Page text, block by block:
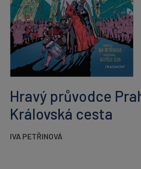
Hravý průvodce
Královská cesta
IVA PETŘINOVÁ